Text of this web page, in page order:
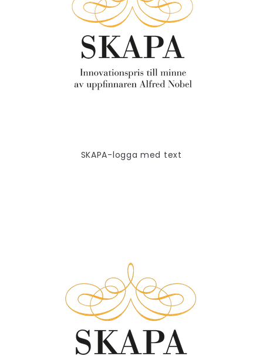
SKAPA-logga med text